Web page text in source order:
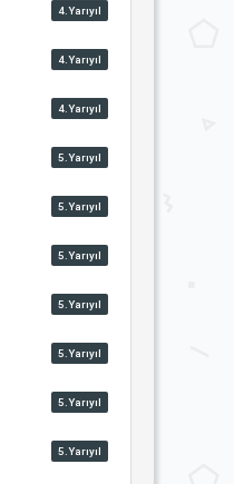
4.Yarıyıl
4.Yarıyıl
4.Yarıyıl
5.Yarıyıl
5.Yarıyıl
5.Yarıyıl
5.Yarıyıl
5.Yarıyıl
5.Yarıyıl
5.Yarıyıl